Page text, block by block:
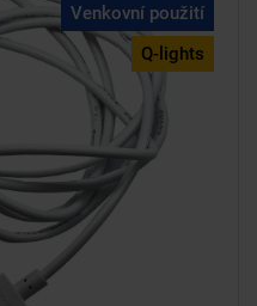
Venkovní použití
Q-lights